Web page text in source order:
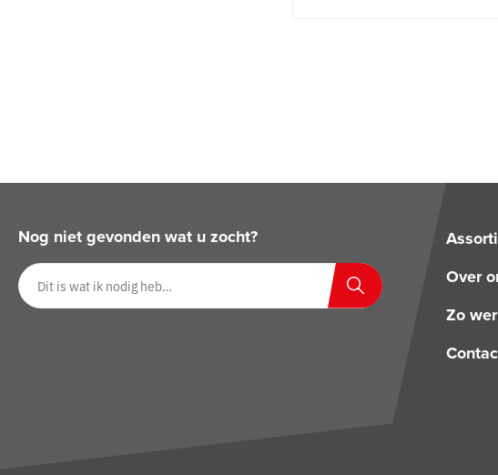
Nog niet gevonden wat u zocht?
Zoeken op website
Zoeken
Over
Zo